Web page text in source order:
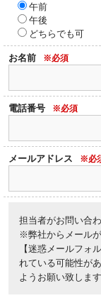
午前
午後
どちらでも可
お名前 ※必須
電話番号 ※必須
メールアドレス ※必
担当者がお問い合
※弊社からメール
【迷惑メールフォ
れている可能性が
ようお願い致します